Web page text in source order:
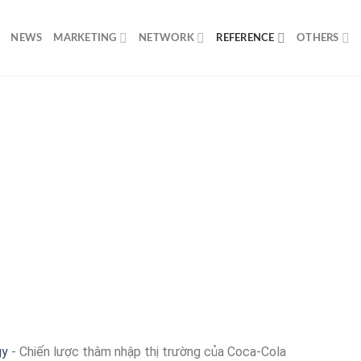
NEWS MARKETING NETWORK REFERENCE OTHERS
- Chiến lược thâm nhập thị trường của Coca-Cola